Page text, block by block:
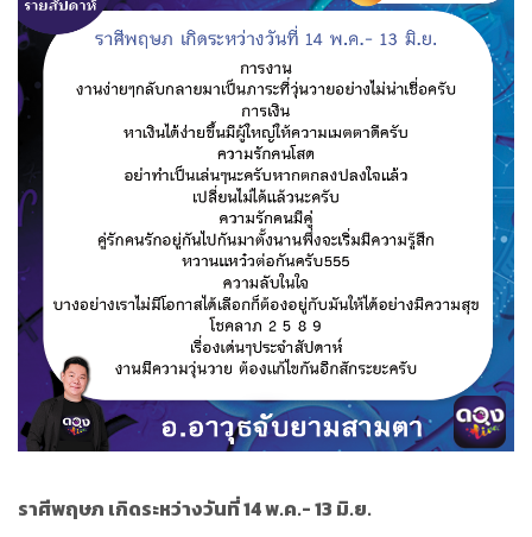
ราศีพฤษภ เกิดระหว่างวันที่ 14 พ.ค.- 13 มิ.ย.